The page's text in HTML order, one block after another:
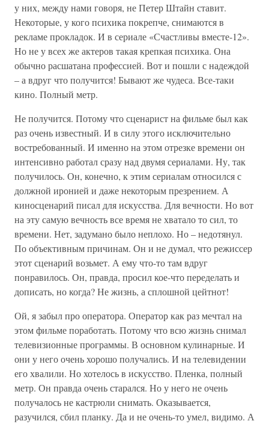
у них, между нами говоря, не Петер Штайн ставит.
Некоторые, у кого психика покрепче, снимаются в
рекламе прокладок. И в сериале «Счастливы вместе-12».
Но не у всех же актеров такая крепкая психика. Она
обычно расшатана профессией. Вот и пошли с надеждой
– а вдруг что получится! Бывают же чудеса. Все-таки
кино. Полный метр.
Не получится. Потому что сценарист на фильме был как
раз очень известный. И в силу этого исключительно
востребованный. И именно на этом отрезке времени он
интенсивно работал сразу над двумя сериалами. Ну, так
получилось. Он, конечно, к этим сериалам относился с
должной иронией и даже некоторым презрением. А
киносценарий писал для искусства. Для вечности. Но вот
на эту самую вечность все время не хватало то сил, то
времени. Нет, задумано было неплохо. Но – недотянул.
По объективным причинам. Он и не думал, что режиссер
этот сценарий возьмет. А ему что-то там вдруг
понравилось. Он, правда, просил кое-что переделать и
дописать, но когда? Не жизнь, а сплошной цейтнот!
Ой, я забыл про оператора. Оператор как раз мечтал на
этом фильме поработать. Потому что всю жизнь снимал
телевизионные программы. В основном кулинарные. И
они у него очень хорошо получались. И на телевидении
его хвалили. Но хотелось в искусство. Пленка, полный
метр. Он правда очень старался. Но у него не очень
получалось не кастрюли снимать. Оказывается,
разучился, сбил планку. Да и не очень-то умел, видимо. А